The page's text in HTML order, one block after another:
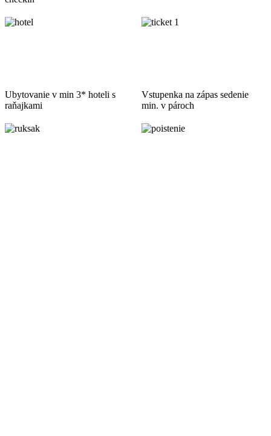
Ubytovanie v min 3* hoteli s
raňajkami
Vstupenka na zápas sedenie
min. v pároch